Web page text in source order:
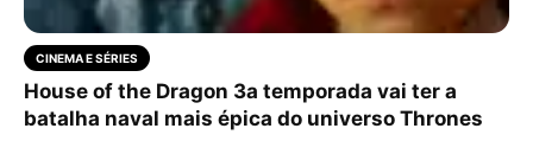
CINEMA E SÉRIES
House of the Dragon 3a temporada vai ter a
batalha naval mais épica do universo Thrones